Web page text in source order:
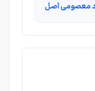
معصومی اصل